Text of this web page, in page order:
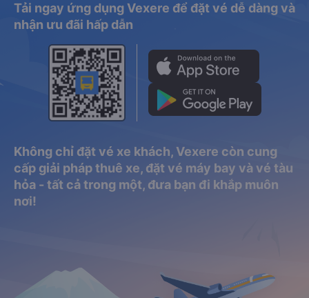
Tải ngay ứng dụng Vexere để đặt vé dễ dàng và
nhận ưu đãi hấp dẫn
Không chỉ đặt vé xe khách, Vexere còn cung
cấp giải pháp thuê xe, đặt vé máy bay và vé tàu
hỏa - tất cả trong một, đưa bạn đi khắp muôn
nơi!